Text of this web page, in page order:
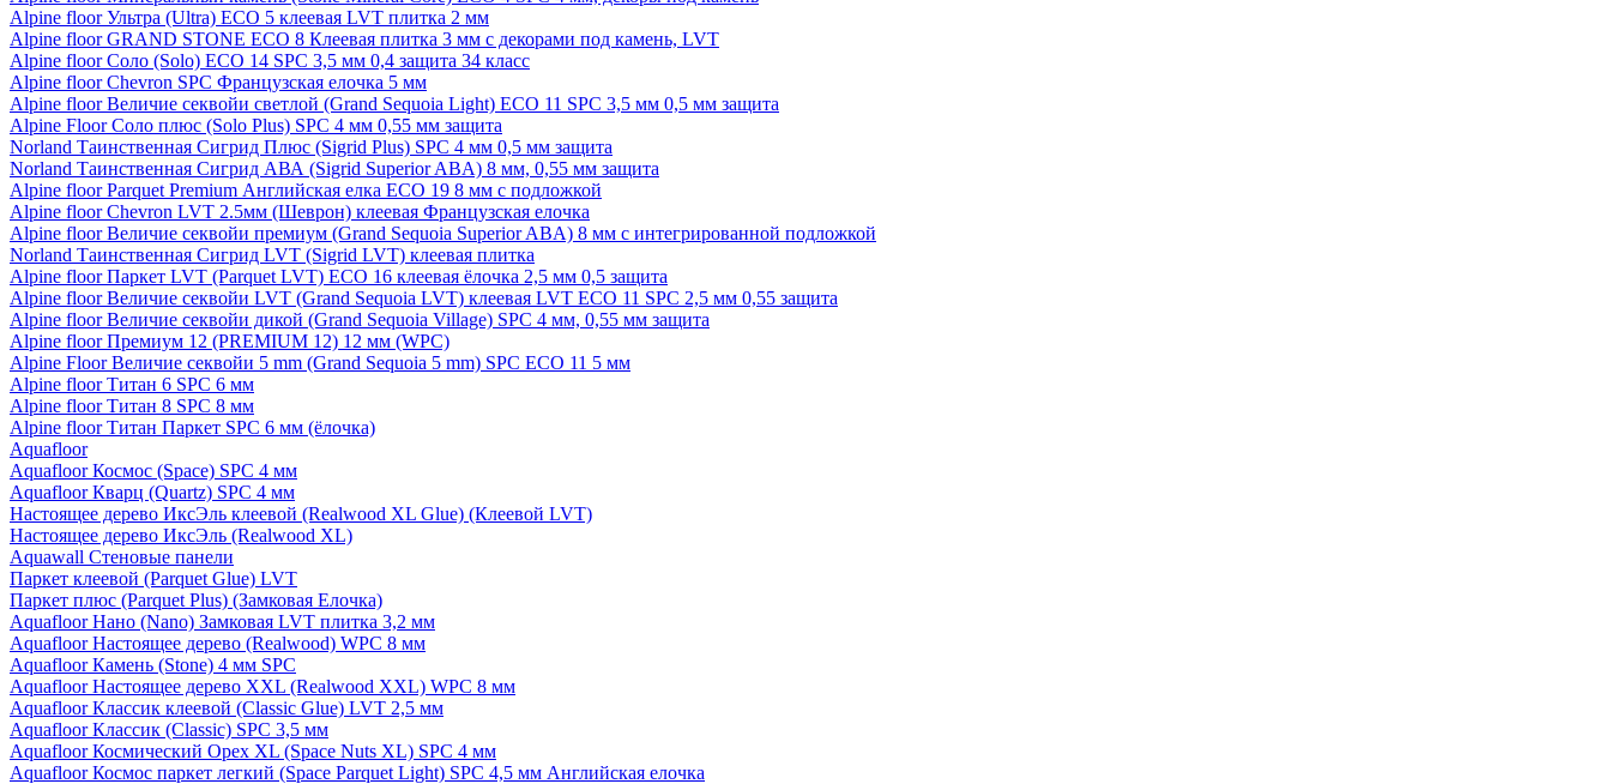
Alpine floor Ультра (Ultra) ECO 5 клеевая LVT плитка 2 мм
Alpine floor GRAND STONE ECO 8 Клеевая плитка 3 мм с декорами под камень, LVT
Alpine floor Соло (Solo) ECO 14 SPC 3,5 мм 0,4 защита 34 класс
Alpine floor Chevron SPC Французская елочка 5 мм
Alpine floor Величие секвойи светлой (Grand Sequoia Light) ECO 11 SPC 3,5 мм 0,5 мм защита
Alpine Floor Соло плюс (Solo Plus) SPC 4 мм 0,55 мм защита
Norland Таинственная Сигрид Плюс (Sigrid Plus) SPC 4 мм 0,5 мм защита
Norland Таинственная Сигрид АВА (Sigrid Superior ABA) 8 мм, 0,55 мм защита
Alpine floor Parquet Premium Английская елка ECO 19 8 мм с подложкой
Alpine floor Chevron LVT 2.5мм (Шеврон) клеевая Французская елочка
Alpine floor Величие секвойи премиум (Grand Sequoia Superior ABA) 8 мм с интегрированной подложкой
Norland Таинственная Сигрид LVT (Sigrid LVT) клеевая плитка
Alpine floor Паркет LVT (Parquet LVT) ECO 16 клеевая ёлочка 2,5 мм 0,5 защита
Alpine floor Величие секвойи LVT (Grand Sequoia LVT) клеевая LVT ECO 11 SPC 2,5 мм 0,55 защита
Alpine floor Величие секвойи дикой (Grand Sequoia Village) SPC 4 мм, 0,55 мм защита
Alpine floor Премиум 12 (PREMIUM 12) 12 мм (WPC)
Alpine Floor Величие секвойи 5 mm (Grand Sequoia 5 mm) SPC ECO 11 5 мм
Alpine floor Титан 6 SPC 6 мм
Alpine floor Титан 8 SPC 8 мм
Alpine floor Титан Паркет SPC 6 мм (ёлочка)
Aquafloor
Aquafloor Космос (Space) SPC 4 мм
Aquafloor Кварц (Quartz) SPC 4 мм
Настоящее дерево ИксЭль клеевой (Realwood XL Glue) (Клеевой LVT)
Настоящее дерево ИксЭль (Realwood XL)
Aquawall Стеновые панели
Паркет клеевой (Parquet Glue) LVT
Паркет плюс (Parquet Plus) (Замковая Елочка)
Aquafloor Нано (Nano) Замковая LVT плитка 3,2 мм
Aquafloor Настоящее дерево (Realwood) WPC 8 мм
Aquafloor Камень (Stone) 4 мм SPC
Aquafloor Настоящее дерево XXL (Realwood XXL) WPC 8 мм
Aquafloor Классик клеевой (Classic Glue) LVT 2,5 мм
Aquafloor Классик (Classic) SPC 3,5 мм
Aquafloor Космический Орех XL (Space Nuts XL) SPC 4 мм
Aquafloor Космос паркет легкий (Space Parquet Light) SPC 4,5 мм Английская елочка